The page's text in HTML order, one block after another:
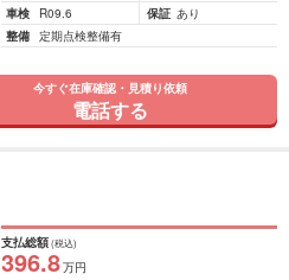
車検
R09.6 保証 あり
整備 定期点検整備有
今すぐ在庫確認・見積り依頼
電話する
支払総額(税込)
396.8万円